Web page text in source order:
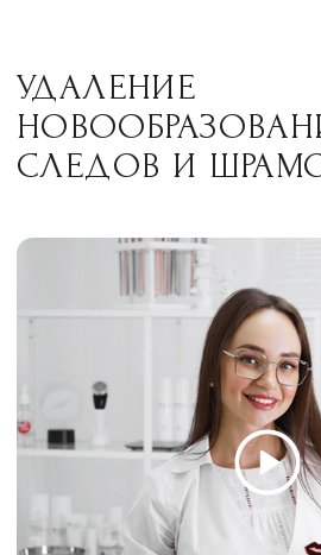
Избавим от нежелательных
Сертифицированные
аппараты от лучших
мировых производителей
Процедура лицензирована и
подтверждение безопасности